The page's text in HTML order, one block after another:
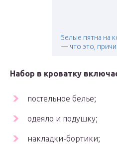
Белые пятна на
— что это,
Набор в кроватку
постельное белье;
одеяло и подушку;
накладки-бортики;